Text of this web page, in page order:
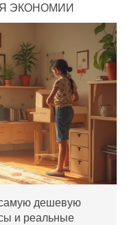
ЭКОНОМИИ
самую дешевую
и реальные